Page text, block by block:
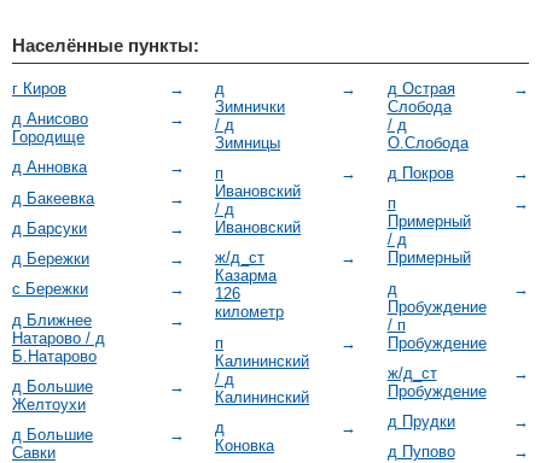
Населённые пункты:
→
г Киров
→
д Анисово
Городище
→
д Анновка
→
д Бакеевка
→
д Барсуки
→
д Бережки
→
с Бережки
→
д Ближнее
Натарово / д
Б.Натарово
→
д Большие
Желтоухи
→
д Большие
Савки
→
д
Зимнички
/ д
Зимницы
→
п
Ивановский
/ д
Ивановский
→
ж/д_ст
Казарма
126
километр
→
п
Калининский
/ д
Калининский
→
д
Коновка
→
д Острая
Слобода
/ д
О.Слобода
→
д Покров
→
п
Примерный
/ д
Примерный
→
д
Пробуждение
/ п
Пробуждение
→
ж/д_ст
Пробуждение
→
д Прудки
→
д Пупово